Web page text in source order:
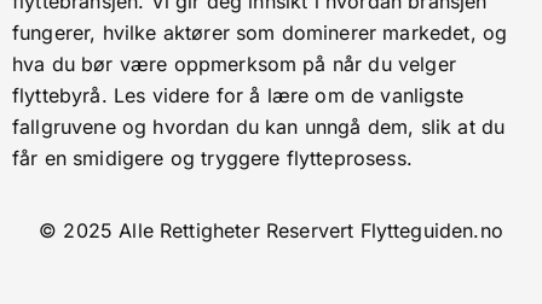
fungerer, hvilke aktører som dominerer markedet, og
hva du bør være oppmerksom på når du velger
flyttebyrå. Les videre for å lære om de vanligste
fallgruvene og hvordan du kan unngå dem, slik at du
får en smidigere og tryggere flytteprosess.
© 2025 Alle Rettigheter Reservert Flytteguiden.no